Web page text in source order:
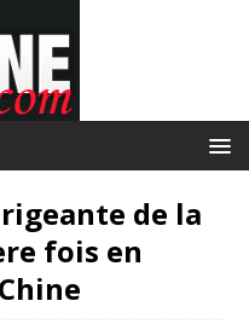
de la
fois en